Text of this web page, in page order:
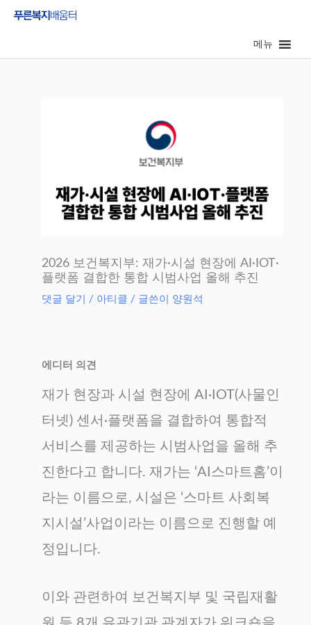
메뉴
2026 보건복지부: 재가·시설 현장에 AI·IOT·
플랫폼 결합한 통합 시범사업 올해 추진
댓글 달기 / 아티클 / 글쓴이 양원석
에디터 의견
재가 현장과 시설 현장에 AI·IOT(사물인
터넷) 센서·플랫폼을 결합하여 통합적
서비스를 제공하는 시범사업을 올해 추
진한다고 합니다. 재가는 ‘AI스마트홈’이
라는 이름으로, 시설은 ‘스마트 사회복
지시설’사업이라는 이름으로 진행할 예
정입니다.
이와 관련하여 보건복지부 및 국립재활